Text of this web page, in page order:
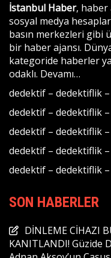
İstanbul Haber, haber
sosyal medya
basın merkezleri gibi
bir haber ajansı.
kategoride haberler
odaklı. Devamı…
dedektif – dedektiflik –
dedektif – dedektiflik –
dedektif – dedektiflik –
dedektif – dedektiflik –
dedektif – dedektiflik –
SON HABERLER
DİNLEME CİHAZI
KANITLANDI! Güzide